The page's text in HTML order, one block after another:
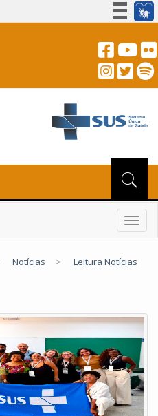
Acesso à informação
Canais
Notícias > Leitura Notícias